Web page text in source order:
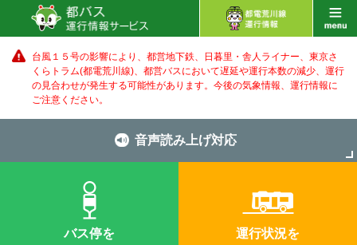
台風１５号の影響により、都営地下鉄、日暮里・舎人ライナー、東京さ
くらトラム(都電荒川線)、都営バスにおいて遅延や運行本数の減少、運行
の見合わせが発生する可能性があります。 今後の気象情報、運行情報に
ご注意ください。
音声読み上げ対応
バス停を
運行状況を